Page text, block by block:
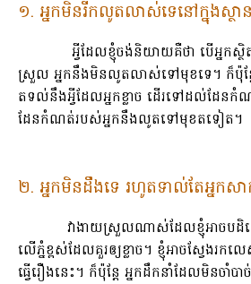
១. អ្នកមិនរីកលូតលាស់ទេនៅក្នុងស្ថ
អ្វីដែលខ្ញុំចង់និយាយគឺថា បើអ្នកស្
ស្រួល អ្នកនឹង​មិនលូតលាស់​ទៅមុខទេ។ ក៏ប៉ុន្
តទល់នឹងអ្វីដែល​អ្នកខ្លាច ដើរទៅដល់ដែន​កំ
ដែនកំណត់របស់​អ្នកនឹងលូតទៅ​មុខតទៀត។
២. អ្នកមិនដឹងទេ រហូតទាល់តែអ្នកស
វាងាយស្រួលណាស់ដែលខ្ញុំអាចបដិស
លើភ្នំខ្ពស់ដែល​គួរឲ្យខ្លាច។ ខ្ញុំអាចស្វែងរកល
ធ្វើរឿងនេះ។ ក៏ប៉ុន្តែ អ្នកដឹកនាំដែលមិនចាំប